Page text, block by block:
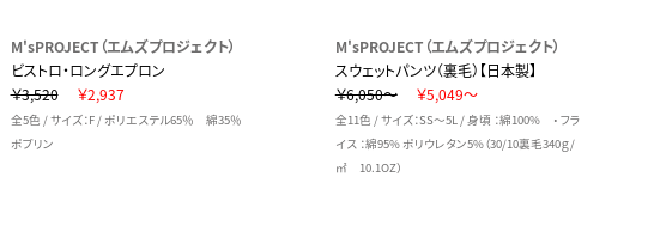
M'sPROJECT（エムズプロジェクト）
ビストロ・ロングエプロン
￥3,520
￥2,937
全5色 / サイズ：F / ポリエステル65％ 綿35％
ポプリン
M'sPROJECT（エムズプロジェクト）
スウェットパンツ（裏毛）【日本製】
￥6,050～
￥5,049～
全11色 / サイズ：SS～5L / 身頃 ：綿100% ・ フラ
イス ：綿95% ポリウレタン5%（30/10裏毛340ｇ/
㎡ 10.1OZ）